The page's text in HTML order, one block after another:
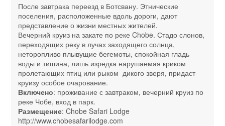
После завтрака переезд в Ботсвану. Этнические
поселения, расположенные вдоль дороги, дают
представление о жизни местных жителей.
Вечерний круиз на закате по реке Chobe. Стадо слонов,
переходящих реку в лучах заходящего солнца,
неторопливо плывущие бегемоты, спокойная гладь
воды и тишина, лишь изредка нарушаемая криком
пролетающих птиц или рыком дикого зверя, придаст
круизу особое очарование.
Включено: проживание с завтраком, вечерний круиз по
реке Чобе, вход в парк.
Размещение: Chobe Safari Lodge
http://www.chobesafarilodge.com